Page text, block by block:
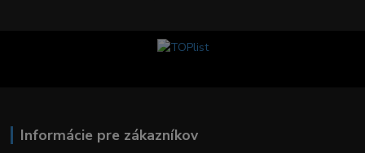
Informácie pre zákazníkov